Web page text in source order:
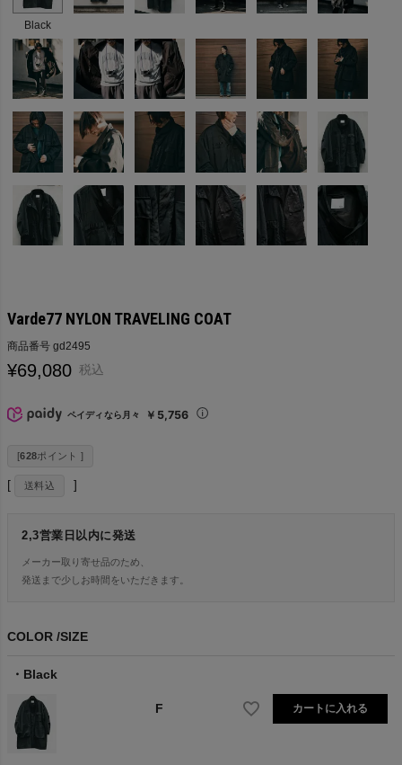
Black
Varde77 NYLON TRAVELING COAT
商品番号 gd2495
¥69,080 税込
ペイディなら月々 ￥5,756
[628ポイント ]
送料込
2,3営業日以内に発送
メーカー取り寄せ品のため、
発送まで少しお時間をいただきます。
COLOR SIZE
Black
F カートに入れる